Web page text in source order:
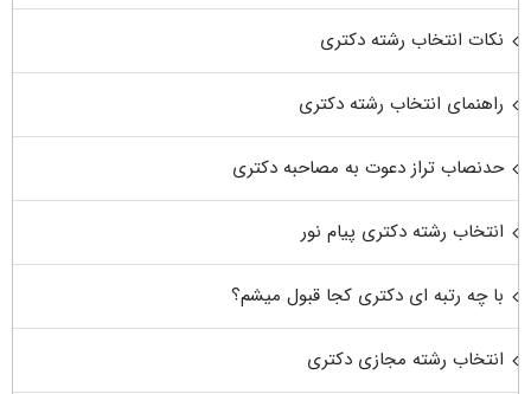
نکات انتخاب رشته دکتری
راهنمای انتخاب رشته دکتری
حدنصاب تراز دعوت به مصاحبه دکتری
انتخاب رشته دکتری پیام نور
با چه رتبه ای دکتری کجا قبول میشم؟
انتخاب رشته مجازی دکتری